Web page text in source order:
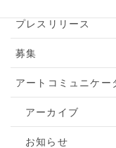
プレスリリース
募集
アートコミュニケー
アーカイブ
お知らせ